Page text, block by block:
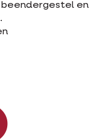
beendergestel en
via